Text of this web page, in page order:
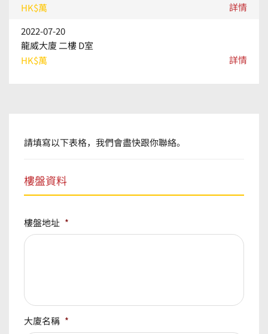
HK$萬
詳情
2022-07-20
龍威大廈 二樓 D室
HK$萬
詳情
請填寫以下表格，我們會盡快跟你聯絡。
樓盤資料
樓盤地址 *
大廈名稱 *